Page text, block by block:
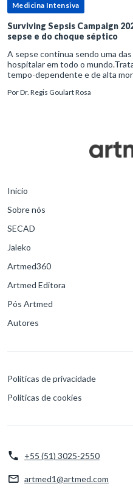
Medicina Intensiva
Surviving Sepsis Campaign
sepse e do choque séptico
A sepse continua sendo uma
hospitalar em todo o
tempo-dependente e de alta
para o desfe
PorDr. Regis Goulart Rosa
Início
Sobre nós
SECAD
Jaleko
Artmed360
Artmed Editora
Pós Artmed
Autores
Políticas de privacidade
Políticas de cookies
+55 (51) 3025-2550
artmed1@artmed.com